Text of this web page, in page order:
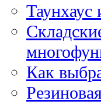
Таунхаус
Как